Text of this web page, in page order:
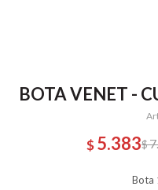
BOTA VENET -
$ 5.383$
Bota